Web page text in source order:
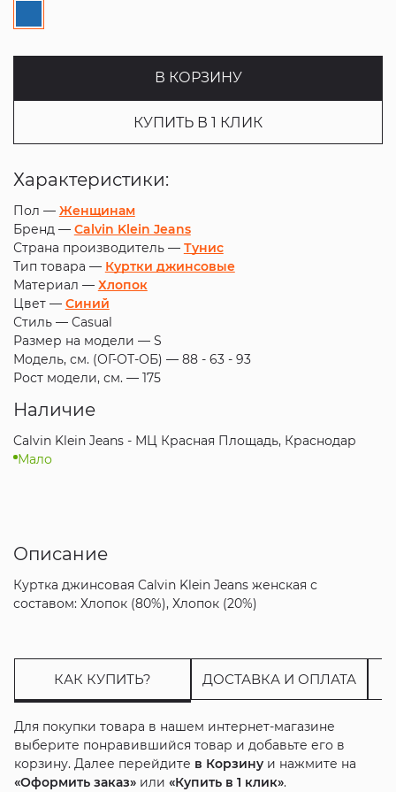
В КОРЗИНУ
КУПИТЬ В 1 КЛИК
Характеристики:
Пол — Женщинам
Бренд — Calvin Klein Jeans
Страна производитель — Тунис
Тип товара — Куртки джинсовые
Материал — Хлопок
Цвет — Синий
Стиль — Casual
Размер на модели — S
Модель, см. (ОГ-ОТ-ОБ) — 88 - 63 - 93
Рост модели, см. — 175
Наличие
Calvin Klein Jeans - МЦ Красная Площадь, Краснодар
Мало
Описание
Куртка джинсовая Calvin Klein Jeans женская с
составом: Хлопок (80%), Хлопок (20%)
КАК КУПИТЬ? ДОСТАВКА И ОПЛАТА
Для покупки товара в нашем интернет-магазине
выберите понравившийся товар и добавьте его в
корзину. Далее перейдите в Корзинуи нажмите на
«Оформить заказ»или «Купить в 1 клик».